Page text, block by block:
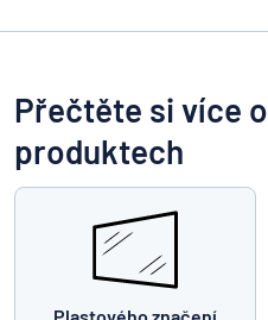
Přečtěte si více
produktech